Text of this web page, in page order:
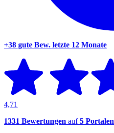
+38 gute Bew. letzte 12 Monate
4,71
1331 Bewertungen auf5 Portalen